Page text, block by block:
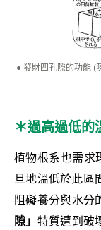
發財四孔隙的功能 (
＊過高過低
植物根系也需
旦地溫低於此區
阻礙養分與水分
隙」 特質遭到破